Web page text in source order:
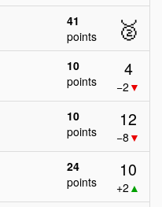
41
points
🥈
10
points
4
−2 ▼
10
points
12
−8 ▼
24
points
10
+2 ▲